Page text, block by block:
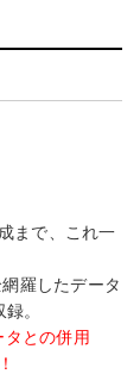
まで、これ一
羅したデータ
。
との併用